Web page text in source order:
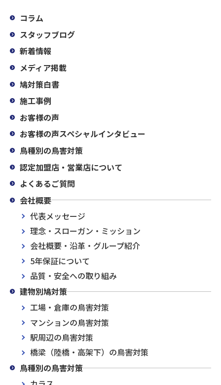
コラム
スタッフブログ
新着情報
メディア掲載
鳩対策白書
施工事例
お客様の声
お客様の声スペシャルインタビュー
鳥種別の鳥害対策
認定加盟店・営業店について
よくあるご質問
会社概要
代表メッセージ
理念・スローガン・ミッション
会社概要・沿革・グループ紹介
5年保証について
品質・安全への取り組み
建物別鳩対策
工場・倉庫の鳥害対策
マンションの鳥害対策
駅周辺の鳥害対策
橋梁（陸橋・高架下）の鳥害対策
鳥種別の鳥害対策